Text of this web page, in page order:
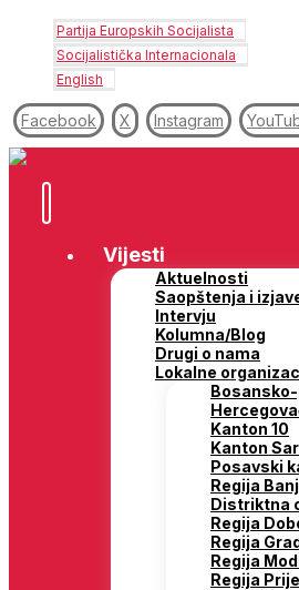
Partija Europskih Socijalista
Socijalistička Internacionala
English
Facebook X Instagram
Vijesti
Aktuelnosti
Saopštenja i
Intervju
Kolumna/Blog
Drugi o nama
Lokalne
Kanton 10
Kanton
Posavski
Regija
Distriktna
Regija
Regija
Regija
Regija